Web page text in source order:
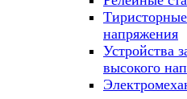
напряжения
Устройства
высокого